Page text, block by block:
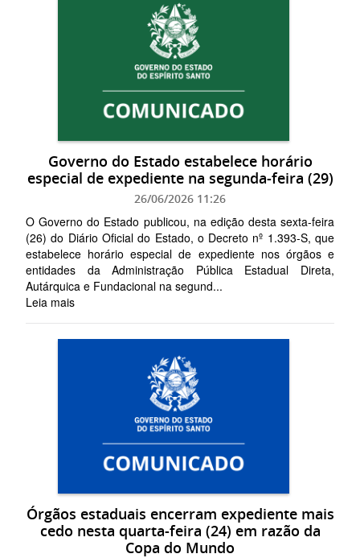
Governo do Estado estabelece horário
especial de expediente na segunda-feira (29)
26/06/2026 11:26
O Governo do Estado publicou, na edição desta sexta-feira
(26) do Diário Oficial do Estado, o Decreto nº 1.393-S, que
estabelece horário especial de expediente nos órgãos e
entidades da Administração Pública Estadual Direta,
Autárquica e Fundacional na segund...
Leia mais
Órgãos estaduais encerram expediente mais
cedo nesta quarta-feira (24) em razão da
Copa do Mundo